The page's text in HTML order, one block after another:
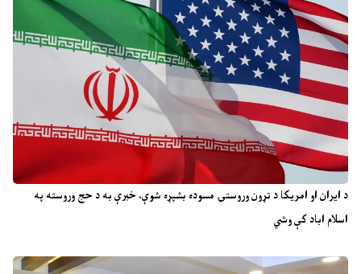
د ایران او امریکا د تړون وروستۍ مسوده بشپړه شوې، خبرې به د حج وروسته په
اسلام اباد کې وشي